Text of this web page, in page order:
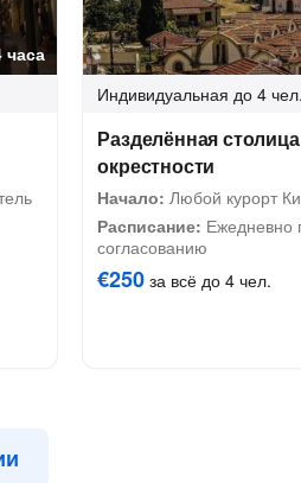
часа
Индивидуальная до 4 чел.
Разделённая
окрестности
Начало: Любой курорт
Расписание: Ежедневно
согласованию
€250 за всё до 4 чел.